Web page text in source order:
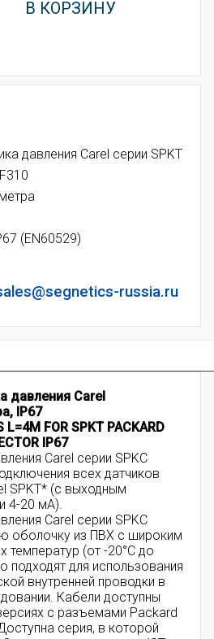
В КОРЗИНУ
давления Carel серии SPKT
(EN60529)
russia.ru
давления Carel
IP67
L=4M FOR SPKT PACKARD
IP67
Carel серии SPKC
всех датчиков
SPKT* (с выходным
4-20 мА).
Carel серии SPKC
оболочку из ПВХ с широким
температур (от -20°C до
подходят для использования
внутренней проводки в
Кабели доступны
с разъемами Packard
серия, в которой